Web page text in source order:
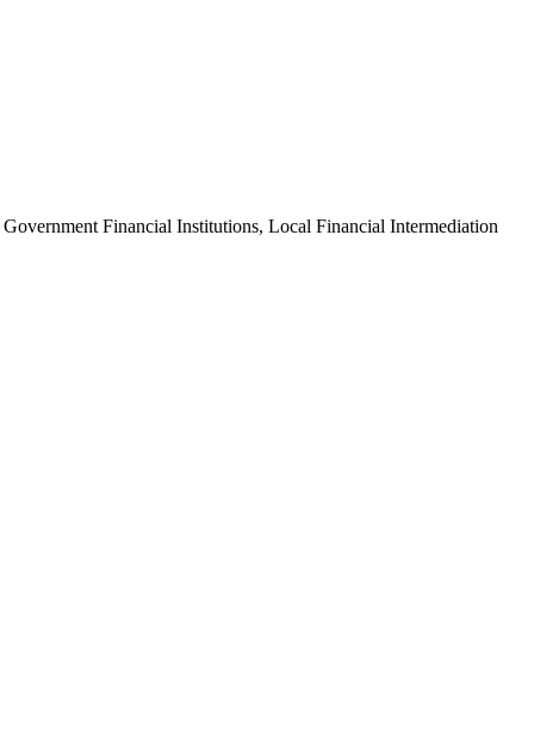
Financial Institutions, Local Financial Intermediation